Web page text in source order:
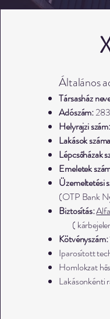
Általános
Társasház
Adószám:
Helyrajzi szám:
Lakások
Lépcsőházak
Emeletek
Üzemeltetési
(OTP Bank
Biztosítás:
(
Kötvényszám:
Iparosított
Homlokzat
Lakásonkénti